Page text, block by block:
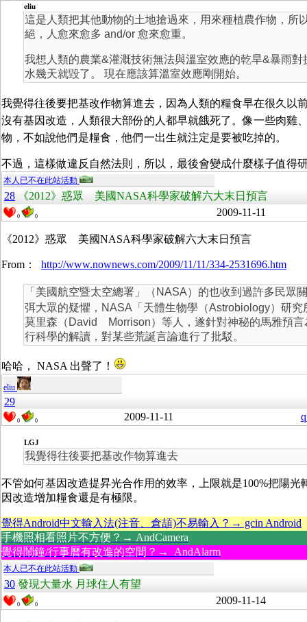
eliu
這是人類把其他動物的土地搶過來，用來種植農作物，所
絕，人愈來愈多 and/or 愈來愈重。
我想人類的農業&灌溉技術無法與溫室效應的乾旱&暴雨對
水幾天就毀了。 現在應該算溫室效應剛開始。
我覺得往後要把基改作物算進去，因為人類的糧食早在很久以
沒有基因改造，人類很大部份的人都早就餓死了。像一些肉雞
物，不如說他們是糧食，他們一出生就注定是要被吃掉的。
不過，這樣做違反自然法則，所以，最後會變成什麼樣子值得
本人已不在此站活動
28 《2012》惑眾 美國NASA科學家破解六大末日預言
0 0 2009-11-11
《2012》惑眾 美國NASA科學家破解六大末日預言
From： http://www.nownews.com/2009/11/11/334-2531696.htm
「美國航空暨太空總署」（NASA）的也收到過許多民眾
弭大眾的疑懼，NASA「天體生物學（Astrobiology）研究
莫里森（David Morrison）等人，遂針對神秘的馬雅預言
行科學的解讀，對某些荒誕言論進行了批駁。
哈哈， NASA 出聲了！
eliu
29
0 0 2009-11-11
LGJ
我覺得往後要把基改作物算進去
不管如何基因改造提昇光合作用的效率，上限就是100%把陽光
因改造增加糧食還是有極限。
覺得Android中文輸入法(注音、倉頡)不易輸入？→ gcin Android
手機照相看照片不方便？→ AndCamera
覺得鬧鐘/行事曆有改進的空間？→ AndAlarm
本人已不在此站活動
30 發現大量水 月球住人有望
0 0 2009-11-14